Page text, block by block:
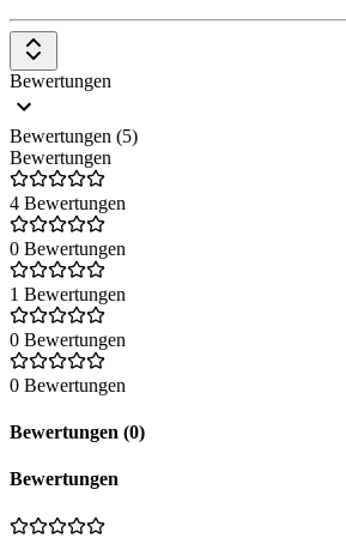
Bewertungen
Bewertungen (5)
Bewertungen
4 Bewertungen
0 Bewertungen
1 Bewertungen
0 Bewertungen
0 Bewertungen
Bewertungen (0)
Bewertungen